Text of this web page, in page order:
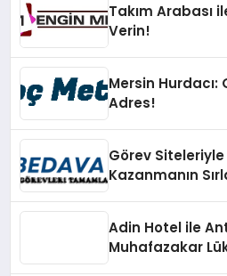
Takım Arabası
Verin!
Mersin Hurdacı:
Adres!
Görev
Kazanmanın
Adin Hotel ile
Muhafazakar